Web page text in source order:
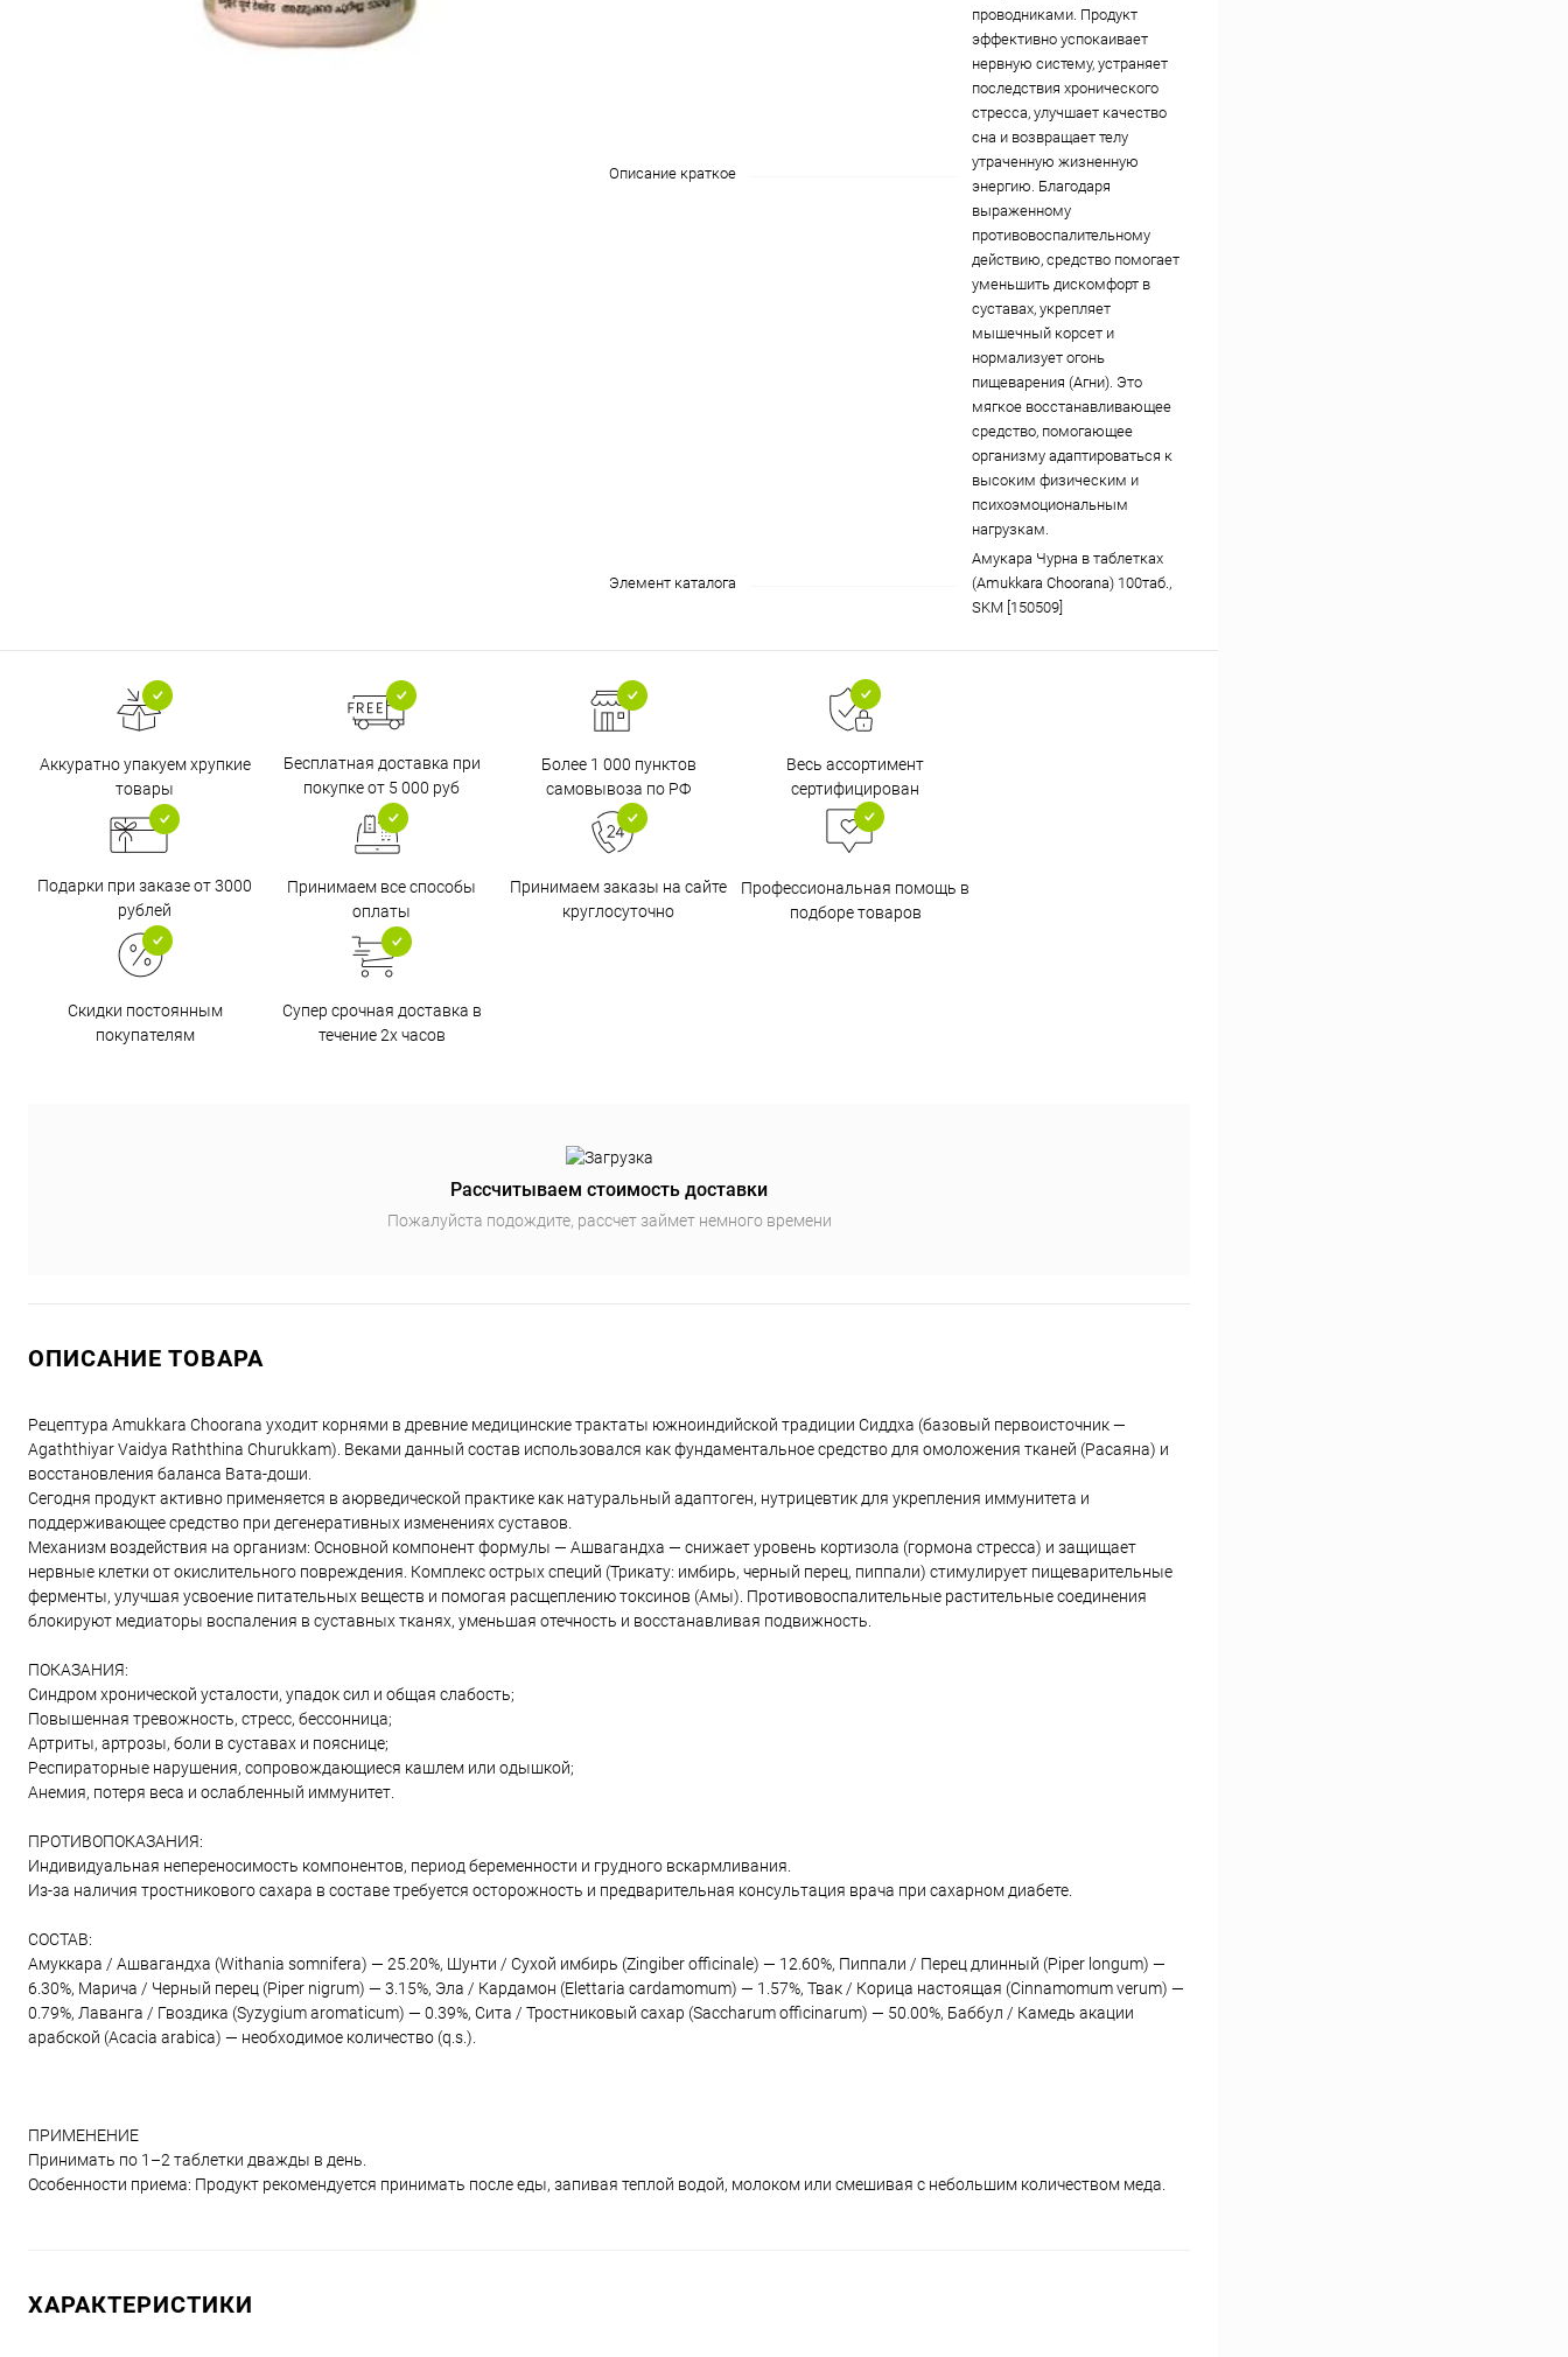
Описание краткое
проводниками. Продукт
эффективно успокаивает
нервную систему, устраняет
последствия хронического
стресса, улучшает качество
сна и возвращает телу
утраченную жизненную
энергию. Благодаря
выраженному
противовоспалительному
действию, средство помогает
уменьшить дискомфорт в
суставах, укрепляет
мышечный корсет и
нормализует огонь
пищеварения (Агни). Это
мягкое восстанавливающее
средство, помогающее
организму адаптироваться к
высоким физическим и
психоэмоциональным
нагрузкам.
Элемент каталога
Амукара Чурна в таблетках
(Amukkara Choorana) 100таб.,
SKM [150509]
Аккуратно упакуем хрупкие
товары
Бесплатная доставка при
покупке от 5 000 руб
Более 1 000 пунктов
самовывоза по РФ
Весь ассортимент
сертифицирован
Подарки при заказе от 3000
рублей
Принимаем все способы
оплаты
Принимаем заказы на сайте
круглосуточно
Профессиональная помощь в
подборе товаров
Скидки постоянным
покупателям
Супер срочная доставка в
течение 2х часов
Рассчитываем стоимость доставки
Пожалуйста подождите, рассчет займет немного времени
ОПИСАНИЕ ТОВАРА
Рецептура Amukkara Choorana уходит корнями в древние медицинские трактаты южноиндийской традиции Сиддха (базовый первоисточник —
Agaththiyar Vaidya Raththina Churukkam). Веками данный состав использовался как фундаментальное средство для омоложения тканей (Расаяна) и
восстановления баланса Вата-доши.
Сегодня продукт активно применяется в аюрведической практике как натуральный адаптоген, нутрицевтик для укрепления иммунитета и
поддерживающее средство при дегенеративных изменениях суставов.
Механизм воздействия на организм: Основной компонент формулы — Ашвагандха — снижает уровень кортизола (гормона стресса) и защищает
нервные клетки от окислительного повреждения. Комплекс острых специй (Трикату: имбирь, черный перец, пиппали) стимулирует пищеварительные
ферменты, улучшая усвоение питательных веществ и помогая расщеплению токсинов (Амы). Противовоспалительные растительные соединения
блокируют медиаторы воспаления в суставных тканях, уменьшая отечность и восстанавливая подвижность.
ПОКАЗАНИЯ:
Синдром хронической усталости, упадок сил и общая слабость;
Повышенная тревожность, стресс, бессонница;
Артриты, артрозы, боли в суставах и пояснице;
Респираторные нарушения, сопровождающиеся кашлем или одышкой;
Анемия, потеря веса и ослабленный иммунитет.
ПРОТИВОПОКАЗАНИЯ:
Индивидуальная непереносимость компонентов, период беременности и грудного вскармливания.
Из-за наличия тростникового сахара в составе требуется осторожность и предварительная консультация врача при сахарном диабете.
СОСТАВ:
Амуккара / Ашвагандха (Withania somnifera) — 25.20%, Шунти / Сухой имбирь (Zingiber officinale) — 12.60%, Пиппали / Перец длинный (Piper longum) —
6.30%, Марича / Черный перец (Piper nigrum) — 3.15%, Эла / Кардамон (Elettaria cardamomum) — 1.57%, Твак / Корица настоящая (Cinnamomum verum) —
0.79%, Лаванга / Гвоздика (Syzygium aromaticum) — 0.39%, Сита / Тростниковый сахар (Saccharum officinarum) — 50.00%, Баббул / Камедь акации
арабской (Acacia arabica) — необходимое количество (q.s.).
ПРИМЕНЕНИЕ
Принимать по 1–2 таблетки дважды в день.
Особенности приема: Продукт рекомендуется принимать после еды, запивая теплой водой, молоком или смешивая с небольшим количеством меда.
ХАРАКТЕРИСТИКИ